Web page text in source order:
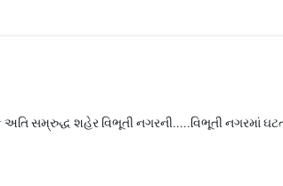
સમ્રુદ્ધ શહેર વિભૂતી નગરની.....વિભૂતી નગરમાં